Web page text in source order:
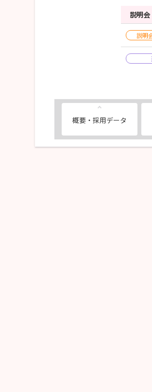
説明
説明
概要・採用データ